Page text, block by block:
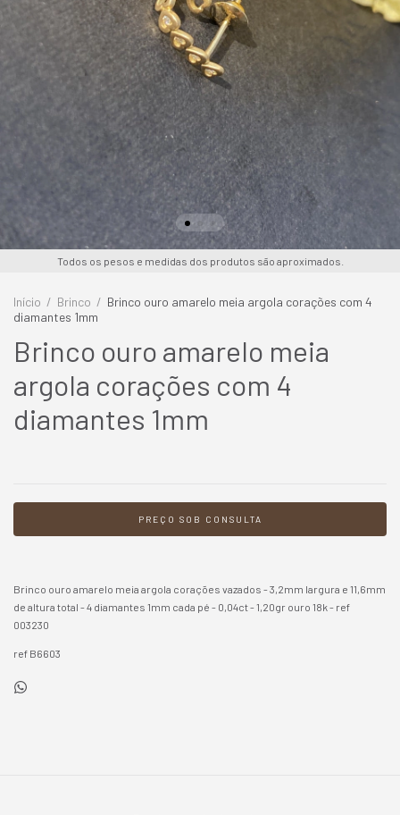
Todos os pesos e medidas dos produtos são aproximados.
Início / Brinco / Brinco ouro amarelo meia argola corações com 4
diamantes 1mm
Brinco ouro amarelo meia
argola corações com 4
diamantes 1mm
Brinco ouro amarelo meia argola corações vazados - 3,2mm largura e 11,6mm
de altura total - 4 diamantes 1mm cada pé - 0,04ct - 1,20gr ouro 18k - ref
003230
ref B6603